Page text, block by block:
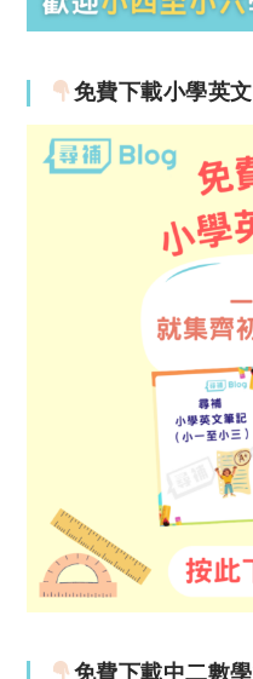
免費下載小學英
免費下載中二數